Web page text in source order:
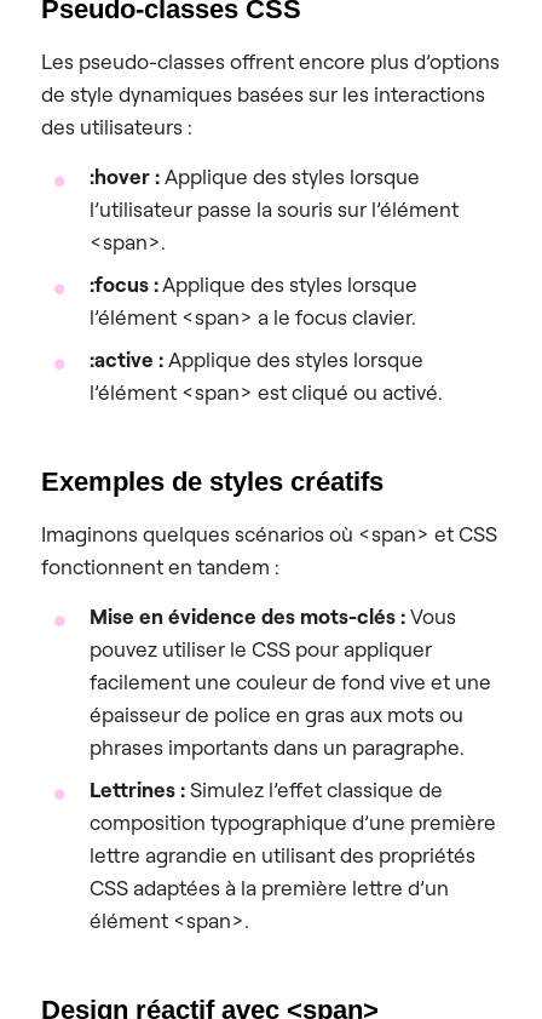
Pseudo-classes CSS
Les pseudo-classes offrent encore plus d’options
de style dynamiques basées sur les interactions
des utilisateurs :
:hover :Applique des styles lorsque
l’utilisateur passe la souris sur l’élément
<span>.
:focus :Applique des styles lorsque
l’élément <span> a le focus clavier.
:active :Applique des styles lorsque
l’élément <span> est cliqué ou activé.
Exemples de styles créatifs
Imaginons quelques scénarios où <span> et CSS
fonctionnent en tandem :
Mise en évidence des mots-clés :Vous
pouvez utiliser le CSS pour appliquer
facilement une couleur de fond vive et une
épaisseur de police en gras aux mots ou
phrases importants dans un paragraphe.
Lettrines :Simulez l’effet classique de
composition typographique d’une première
lettre agrandie en utilisant des propriétés
CSS adaptées à la première lettre d’un
élément <span>.
Design réactif avec <span>